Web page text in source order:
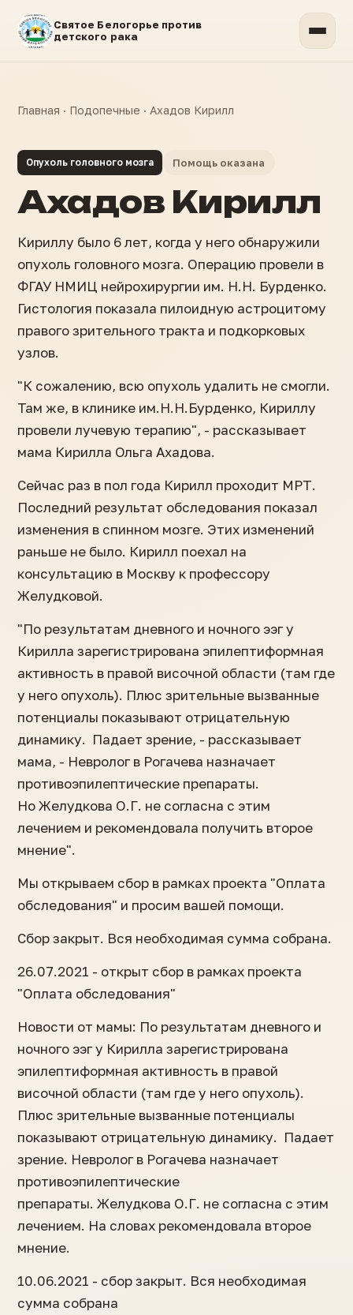
Святое Белогорье против
детского рака
Главная · Подопечные · Ахадов Кирилл
Опухоль головного мозга Помощь оказана
Ахадов Кирилл
Кириллу было 6 лет, когда у него обнаружили
опухоль головного мозга. Операцию провели в
ФГАУ НМИЦ нейрохирургии им. Н.Н. Бурденко.
Гистология показала пилоидную астроцитому
правого зрительного тракта и подкорковых
узлов.
"К сожалению, всю опухоль удалить не смогли.
Там же, в клинике им.Н.Н.Бурденко, Кириллу
провели лучевую терапию", - рассказывает
мама Кирилла Ольга Ахадова.
Сейчас раз в пол года Кирилл проходит МРТ.
Последний результат обследования показал
изменения в спинном мозге. Этих изменений
раньше не было. Кирилл поехал на
консультацию в Москву к профессору
Желудковой.
"По результатам дневного и ночного ээг у
Кирилла зарегистрирована эпилептиформная
активность в правой височной области (там где
у него опухоль). Плюс зрительные вызванные
потенциалы показывают отрицательную
динамику. Падает зрение, - рассказывает
мама, - Невролог в Рогачева назначает
противоэпилептические препараты.
Но Желудкова О.Г. не согласна с этим
лечением и рекомендовала получить второе
мнение".
Мы открываем сбор в рамках проекта "Оплата
обследования" и просим вашей помощи.
Сбор закрыт. Вся необходимая сумма собрана.
26.07.2021 - открыт сбор в рамках проекта
"Оплата обследования"
Новости от мамы: По результатам дневного и
ночного ээг у Кирилла зарегистрирована
эпилептиформная активность в правой
височной области (там где у него опухоль).
Плюс зрительные вызванные потенциалы
показывают отрицательную динамику. Падает
зрение. Невролог в Рогачева назначает
противоэпилептические
препараты. Желудкова О.Г. не согласна с этим
лечением. На словах рекомендовала второе
мнение.
10.06.2021 - сбор закрыт. Вся необходимая
сумма собрана